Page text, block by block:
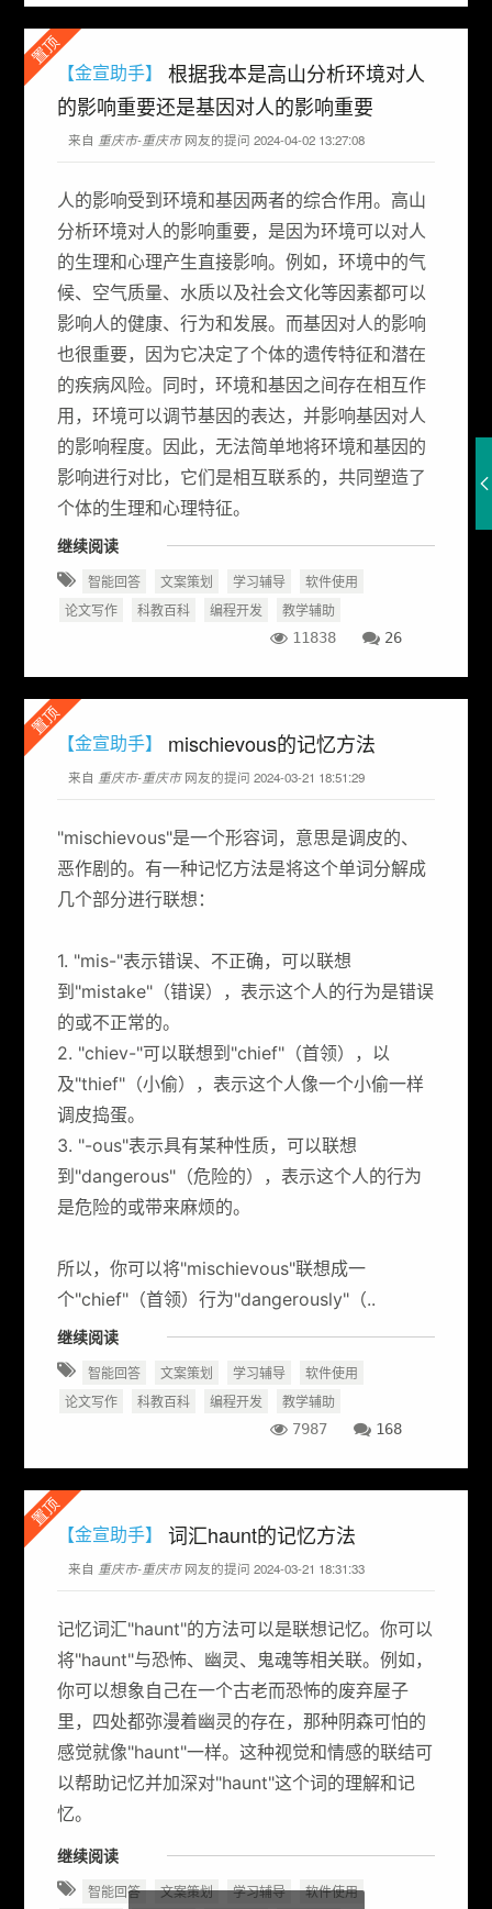
置顶
【金宣助手】
根据我本是高山分析环境对人
的影响重要还是基因对人的影响重要
来自 重庆市-重庆市网友的提问 2024-04-02 13:27:08
人的影响受到环境和基因两者的综合作用。高山
分析环境对人的影响重要，是因为环境可以对人
的生理和心理产生直接影响。例如，环境中的气
候、空气质量、水质以及社会文化等因素都可以
影响人的健康、行为和发展。而基因对人的影响
也很重要，因为它决定了个体的遗传特征和潜在
的疾病风险。同时，环境和基因之间存在相互作
用，环境可以调节基因的表达，并影响基因对人
的影响程度。因此，无法简单地将环境和基因的
影响进行对比，它们是相互联系的，共同塑造了
个体的生理和心理特征。
继续阅读
智能回答 文案策划 学习辅导
软件使用
论文写作
科教百科 编程开发 教学辅助
11838 26
置顶
【金宣助手】 mischievous的记忆方法
来自 重庆市-重庆市网友的提问 2024-03-21 18:51:29
"mischievous"是一个形容词，意思是调皮的、
恶作剧的。有一种记忆方法是将这个单词分解成
几个部分进行联想：
1. "mis-"表示错误、不正确，可以联想
到"mistake"（错误），表示这个人的行为是错误
的或不正常的。
2. "chiev-"可以联想到"chief"（首领），以
及"thief"（小偷），表示这个人像一个小偷一样
调皮捣蛋。
3. "-ous"表示具有某种性质，可以联想
到"dangerous"（危险的），表示这个人的行为
是危险的或带来麻烦的。
所以，你可以将"mischievous"联想成一
个"chief"（首领）行为"dangerously"（..
继续阅读
智能回答 文案策划 学习辅导
软件使用
论文写作
科教百科 编程开发 教学辅助
7987 168
置顶
【金宣助手】 词汇haunt的记忆方法
来自 重庆市-重庆市网友的提问 2024-03-21 18:31:33
记忆词汇"haunt"的方法可以是联想记忆。你可以
将"haunt"与恐怖、幽灵、鬼魂等相关联。例如，
你可以想象自己在一个古老而恐怖的废弃屋子
里，四处都弥漫着幽灵的存在，那种阴森可怕的
感觉就像"haunt"一样。这种视觉和情感的联结可
以帮助记忆并加深对"haunt"这个词的理解和记
忆。
继续阅读
智能回答 文案策划 学习辅导 软件使用
